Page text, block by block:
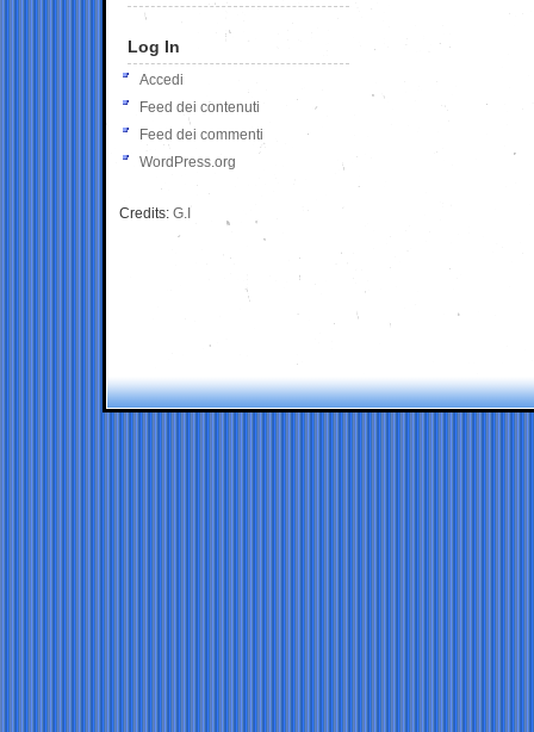
Log In
Accedi
Feed dei contenuti
Feed dei commenti
WordPress.org
Credits: G.I